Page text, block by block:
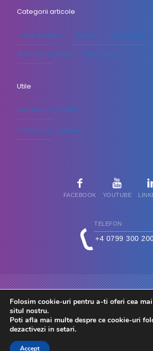
Categorii articole
Contabilitate Finante
Fiscalitate
Resurse Umane
Salarizare
Utile
Termeni si conditii
Politica de cookies
FACEBOOK YOUTUBE
TELEFON
+4 0799 300
© 2026 FdC - Firma de Conta. Toate
Folosim cookie-uri pentru a-ti oferi cea
situl nostru.
Poti afla mai multe despre ce cookie-uri
dezactivezi in setari.
Accept